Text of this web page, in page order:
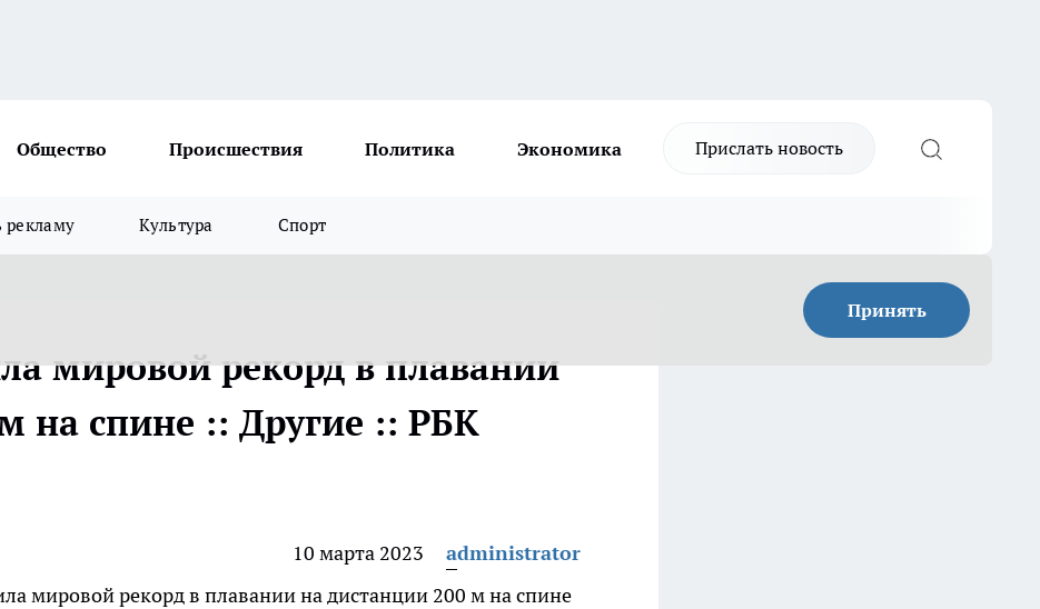
Общество Происшествия Политика Экономика Прислать новость
рекламу Культура Спорт
Принять
мировой рекорд в плавании
на спине :: Другие :: РБК
10 марта 2023
administrator
мировой рекорд в плавании на дистанции 200 м на спине